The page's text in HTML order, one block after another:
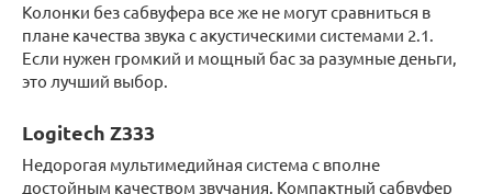
Колонки без сабвуфера все же не могут сравниться в
плане качества звука с акустическими системами 2.1.
Если нужен громкий и мощный бас за разумные деньги,
это лучший выбор.
Logitech Z333
Недорогая мультимедийная система с вполне
достойным качеством звучания. Компактный сабвуфер